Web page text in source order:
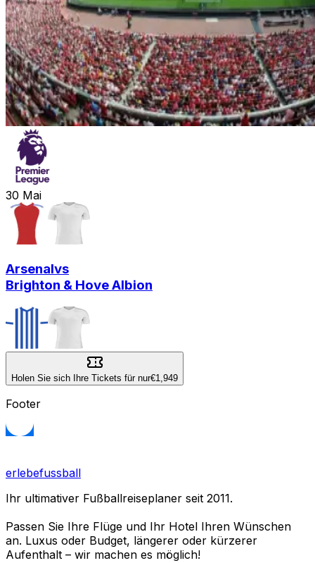
30 Mai
Arsenalvs
Brighton & Hove Albion
Holen Sie sich Ihre Tickets für nur€1,949
Footer
erlebefussball
Ihr ultimativer Fußballreiseplaner seit 2011.
Passen Sie Ihre Flüge und Ihr Hotel Ihren Wünschen
an. Luxus oder Budget, längerer oder kürzerer
Aufenthalt – wir machen es möglich!